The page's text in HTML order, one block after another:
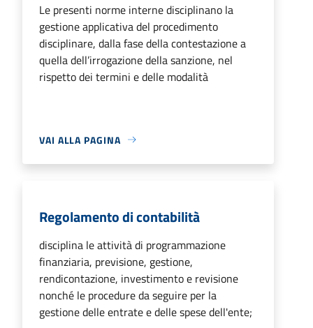
Le presenti norme interne disciplinano la
gestione applicativa del procedimento
disciplinare, dalla fase della contestazione a
quella dell’irrogazione della sanzione, nel
rispetto dei termini e delle modalità
VAI ALLA PAGINA
Regolamento di contabilità
disciplina le attività di programmazione
finanziaria, previsione, gestione,
rendicontazione, investimento e revisione
nonché le procedure da seguire per la
gestione delle entrate e delle spese dell'ente;